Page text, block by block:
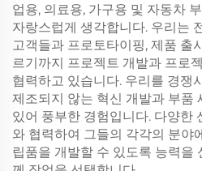
업용, 의료용, 가구용 및 자동차
자랑스럽게 생각합니다. 우리는
고객들과 프로토타이핑, 제품 출
르기까지 프로젝트 개발과 프로
협력하고 있습니다. 우리를 경쟁
제조되지 않는 혁신 개발과 부품
있어 풍부한 경험입니다. 다양한
와 협력하여 그들의 각각의 분야
립품을 개발할 수 있도록 능력을